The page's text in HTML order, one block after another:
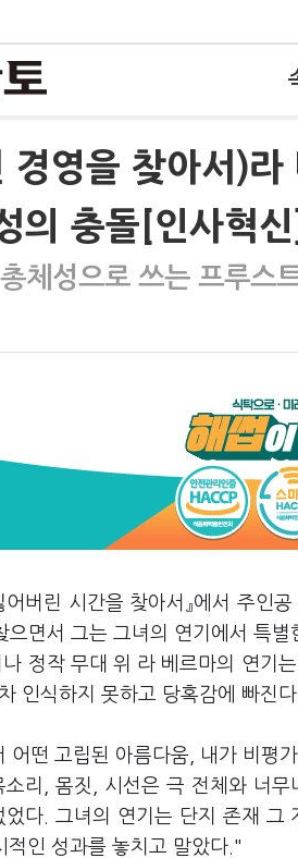
경영을 찾아서)
의 충돌[인사혁신]
체성으로 쓰는 프루스
어버린 시간을 찾아서』에서 주
으면서 그는 그녀의 연기에서 특
정작 무대 위 라 베르마의 연기
인식하지 못하고 당혹감에 빠진다.
어떤 고립된 아름다움, 내가 비평
리, 몸짓, 시선은 극 전체와 너
다. 그녀의 연기는 단지 존재
인 성과를 놓치고 말았다."